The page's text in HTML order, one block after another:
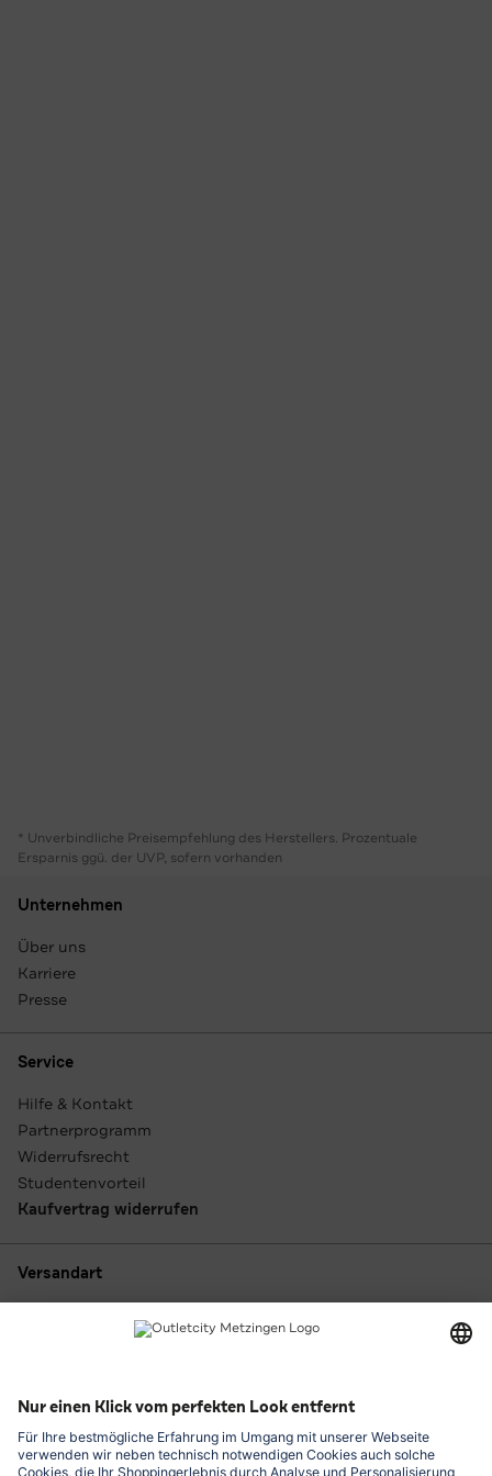
* Unverbindliche Preisempfehlung des Herstellers. Prozentuale
Ersparnis ggü. der UVP, sofern vorhanden
Unternehmen
Über uns
Karriere
Presse
Service
Hilfe & Kontakt
Partnerprogramm
Widerrufsrecht
Studentenvorteil
Kaufvertrag widerrufen
Versandart